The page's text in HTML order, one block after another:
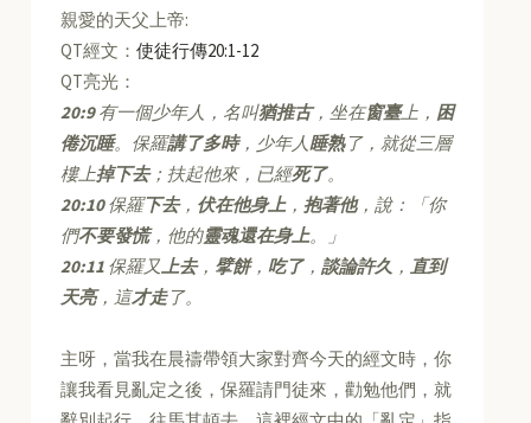
親愛的天父上帝:
QT經文：使徒行傳20:1-12
QT亮光：
20:9有一個少年人，名叫猶推古，坐在窗臺上， 困
倦沉睡。保羅講了多時，少年人睡熟了，就從三層
樓上掉下去；扶起他來，已經死了。
20:10保羅下去， 伏在他身上， 抱著他，說：「你
們不要發慌，他的靈魂還在身上。」
20:11 保羅又上去， 擘餅， 吃了，談論許久 ，直到
天亮，這才走了。
主呀，當我在晨禱帶領大家對齊今天的經文時，你
讓我看見亂定之後，保羅請門徒來，勸勉他們，就